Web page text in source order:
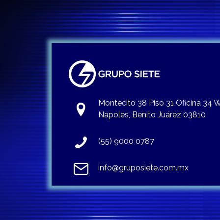
Montecito 38 Piso 31 Oficina 34
Napoles, Benito Juárez 03810
(55) 9000 0787
info@gruposiete.com.mx